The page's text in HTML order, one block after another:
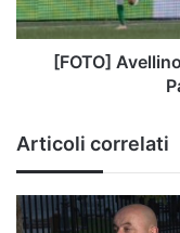
0
al
Partenio-[FOTO]
Articoli correlati